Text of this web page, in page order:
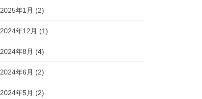
2025年1月 (2)
2024年12月 (1)
2024年8月 (4)
2024年6月 (2)
2024年5月 (2)